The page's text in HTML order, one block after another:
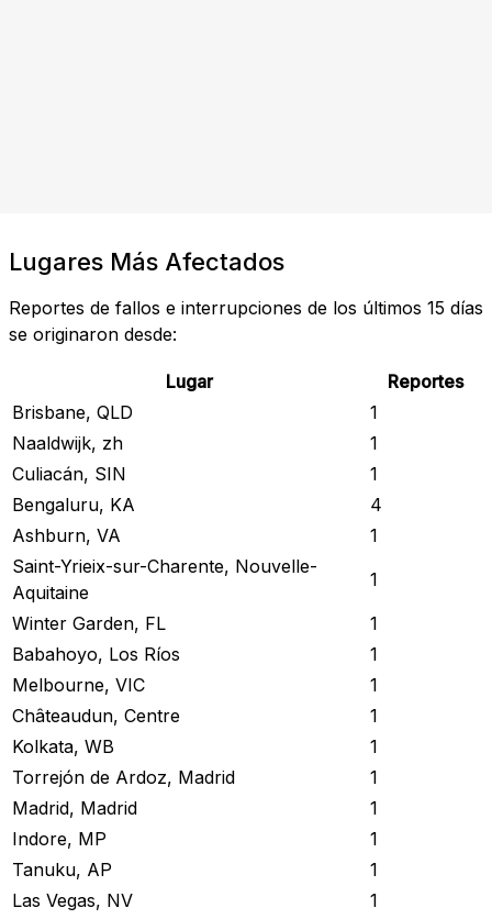
Lugares Más Afectados
Reportes de fallos e interrupciones de los últimos 15 días
se originaron desde:
Lugar
Reportes
Brisbane, QLD
1
Naaldwijk, zh
1
Culiacán, SIN
1
Bengaluru, KA
4
Ashburn, VA
1
Saint-Yrieix-sur-Charente, Nouvelle-
Aquitaine
1
Winter Garden, FL
1
Babahoyo, Los Ríos
1
Melbourne, VIC
1
Châteaudun, Centre
1
Kolkata, WB
1
Torrejón de Ardoz, Madrid
1
Madrid, Madrid
1
Indore, MP
1
Tanuku, AP
1
Las Vegas, NV
1